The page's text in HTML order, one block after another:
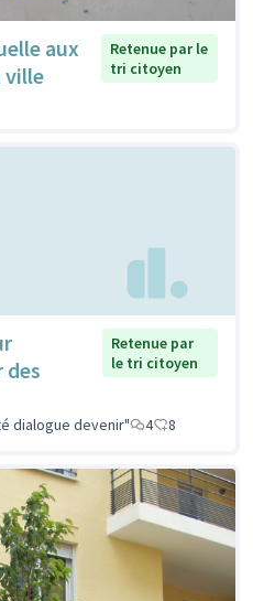
aux
ville
Retenue par le
tri citoyen
des
Retenue par
le tri citoyen
dialogue devenir" 4 8